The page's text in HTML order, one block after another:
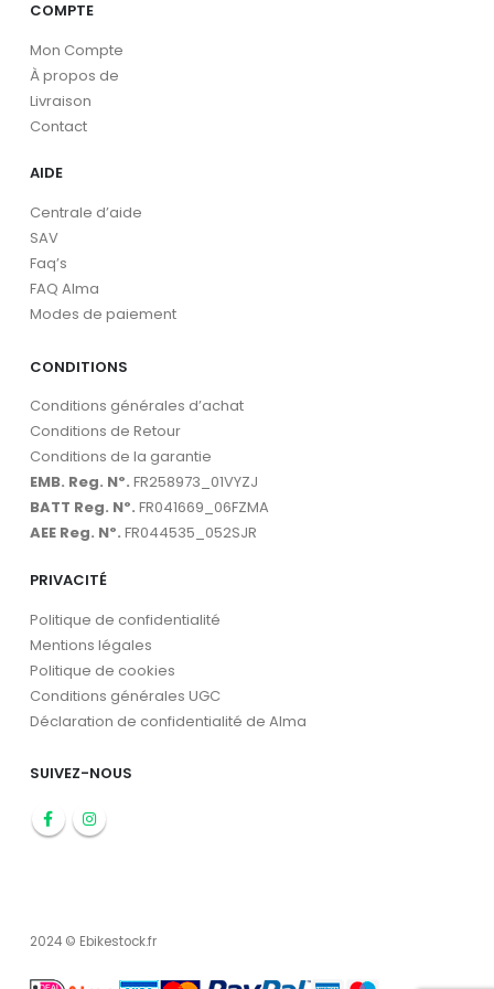
COMPTE
Mon Compte
À propos de
Livraison
Contact
AIDE
Centrale d’aide
SAV
Faq’s
FAQ Alma
Modes de paiement
CONDITIONS
Conditions générales d’achat
Conditions de Retour
Conditions de la garantie
EMB. Reg. Nº. FR258973_01VYZJ
BATT Reg. Nº. FR041669_06FZMA
AEE Reg. Nº. FR044535_052SJR
PRIVACITÉ
Politique de confidentialité
Mentions légales
Politique de cookies
Conditions générales UGC
Déclaration de confidentialité de Alma
SUIVEZ-NOUS
2024 © Ebikestock.fr